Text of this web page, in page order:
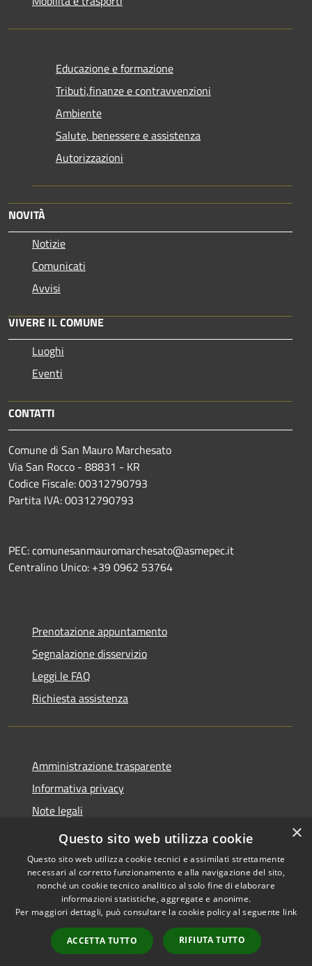
Educazione e formazione
Tributi,finanze e contravvenzioni
Ambiente
Salute, benessere e assistenza
Autorizzazioni
NOVITÀ
Notizie
Comunicati
Avvisi
VIVERE IL COMUNE
Luoghi
Eventi
CONTATTI
Comune di San Mauro Marchesato
Via San Rocco - 88831 - KR
Codice Fiscale: 00312790793
Partita IVA: 00312790793
PEC: comunesanmauromarchesato@asmepec.it
Centralino Unico: +39 0962 53764
Prenotazione appuntamento
Segnalazione disservizio
Leggi le FAQ
Richiesta assistenza
Amministrazione trasparente
Informativa privacy
Note legali
Dichiarazione di accessibilità
Accessibilità
Copyright © 2026 • Comune di
San Mauro Marchesato •
Powered byMunicipium
Accesso redazione
×
Questo sito web utilizza cookie
Questo sito web utilizza cookie tecnici e assimilati strettamente
necessari al corretto funzionamento e alla navigazione del sito,
nonché un cookie tecnico analitico al solo fine di elaborare
informazioni statistiche, aggregate e anonime.
Per maggiori dettagli, può consultare la cookie policy al seguente link
ACCETTA TUTTO RIFIUTA TUTTO